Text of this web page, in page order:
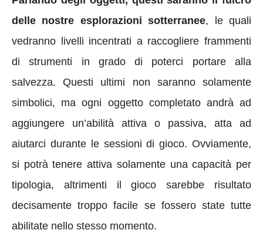
delle nostre esplorazioni sotterranee, le quali
vedranno livelli incentrati a raccogliere frammenti
di strumenti in grado di poterci portare alla
salvezza. Questi ultimi non saranno solamente
simbolici, ma ogni oggetto completato andrà ad
aggiungere un’abilità attiva o passiva, atta ad
aiutarci durante le sessioni di gioco. Ovviamente,
si potrà tenere attiva solamente una capacità per
tipologia, altrimenti il gioco sarebbe risultato
decisamente troppo facile se fossero state tutte
abilitate nello stesso momento.